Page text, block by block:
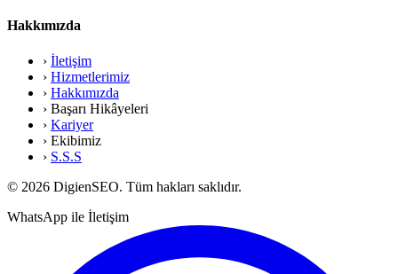
Hakkımızda
› İletişim
› Hizmetlerimiz
› Hakkımızda
› Başarı Hikâyeleri
› Kariyer
› Ekibimiz
› S.S.S
© 2026 DigienSEO. Tüm hakları saklıdır.
WhatsApp ile İletişim